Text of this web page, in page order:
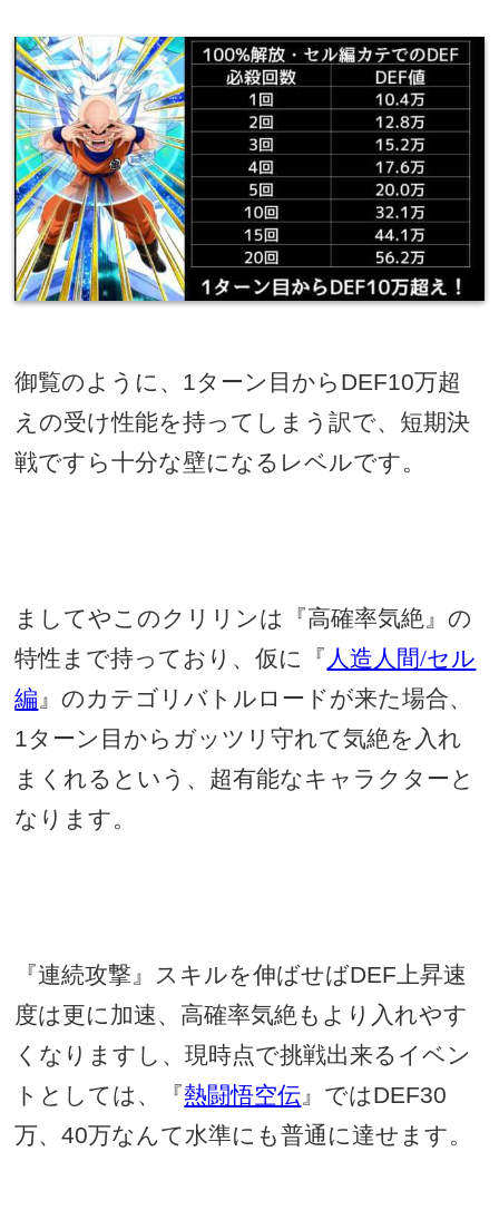
御覧のように、 1ターン目から DEF10万超
えの受け性能を持ってしまう訳で、短期決
戦ですら十分な壁になるレベルです。
ましてやこのクリリンは『高確率気絶』の
特性まで持っており、仮に『 人造人間/セル
編』のカテゴリバトルロードが来た場合、
1ターン目からガッツリ守れて気絶を入れ
まくれるという、超有能なキャラクターと
なります。
『連続攻撃』スキルを伸ばせばDEF上昇速
度は更に加速、高確率気絶もより入れやす
くなりますし、現時点で挑戦出来るイベン
トとしては、『熱闘悟空伝』ではDEF30
万、40万なんて水準にも普通に達せます。